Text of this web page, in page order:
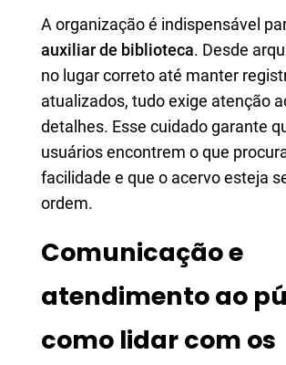
A organização é indispensável
auxiliar de biblioteca. Desde
no lugar correto até manter
atualizados, tudo exige atenção
detalhes. Esse cuidado garante
usuários encontrem o que
facilidade e que o acervo esteja
ordem.
Comunicação e
atendimento ao
como lidar com os